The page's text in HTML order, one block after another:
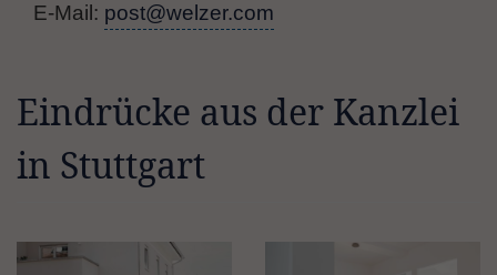
E-Mail: post@welzer.com
Eindrücke aus der Kanzlei
in Stuttgart